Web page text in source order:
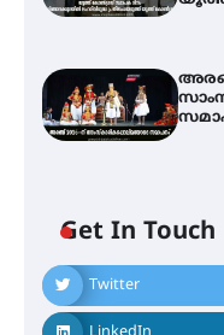
Get In Touch
Twitter